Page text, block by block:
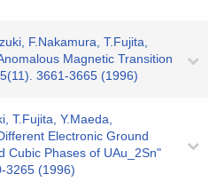
F.Nakamura, T.Fujita,
Magnetic Transition
3661-3665 (1996)
T.Fujita, Y.Maeda,
Electronic Ground
Cubic Phases of UAu_2Sn"
3265 (1996)